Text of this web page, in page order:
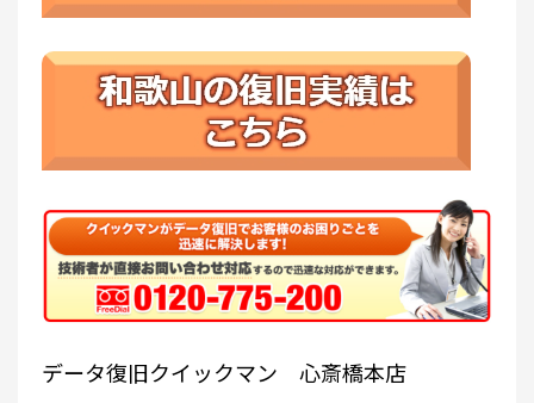
データ復旧クイックマン 心斎橋本店